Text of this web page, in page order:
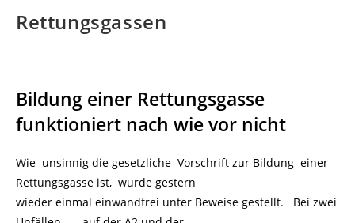
Rettungsgassen
Bildung einer Rettungsgasse
funktioniert nach wie vor nicht
Wie unsinnig die gesetzliche Vorschrift zur Bildung einer
Rettungsgasse ist, wurde gestern
wieder einmal einwandfrei unter Beweise gestellt. Bei zwei